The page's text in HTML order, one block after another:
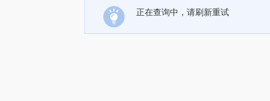
正在查询中，请刷新重试